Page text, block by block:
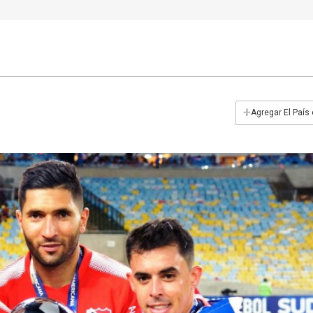
+Agregar El País